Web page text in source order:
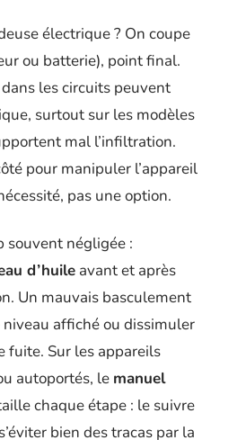
électrique ? On coupe
ou batterie), point final.
dans les circuits peuvent
surtout sur les modèles
mal l’infiltration.
pour manipuler l’appareil
pas une option.
souvent négligée :
d’huile avant et après
Un mauvais basculement
affiché ou dissimuler
fuite. Sur les appareils
autoportés, le manuel
chaque étape : le suivre
bien des tracas par la